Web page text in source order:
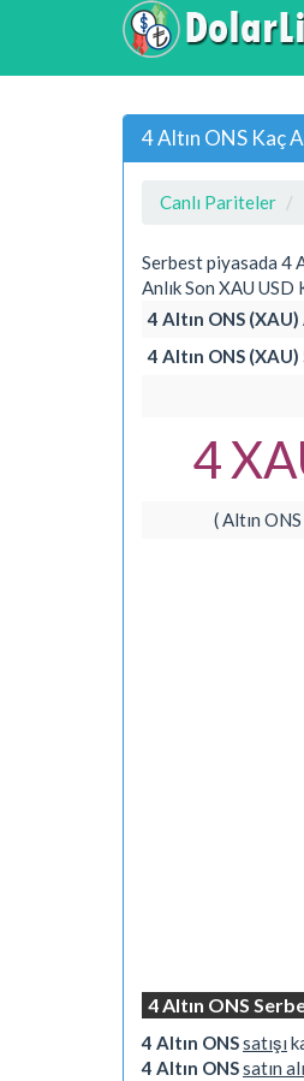
4 Altın ONS Kaç
Canlı Pariteler
Serbest piyasada 4
Anlık Son XAU
4 Altın ONS
4 Altın ONS
4
( Altın ONS
4 Altın ONS
4 Altın ONSsatışı
4 Altın ONSsatın